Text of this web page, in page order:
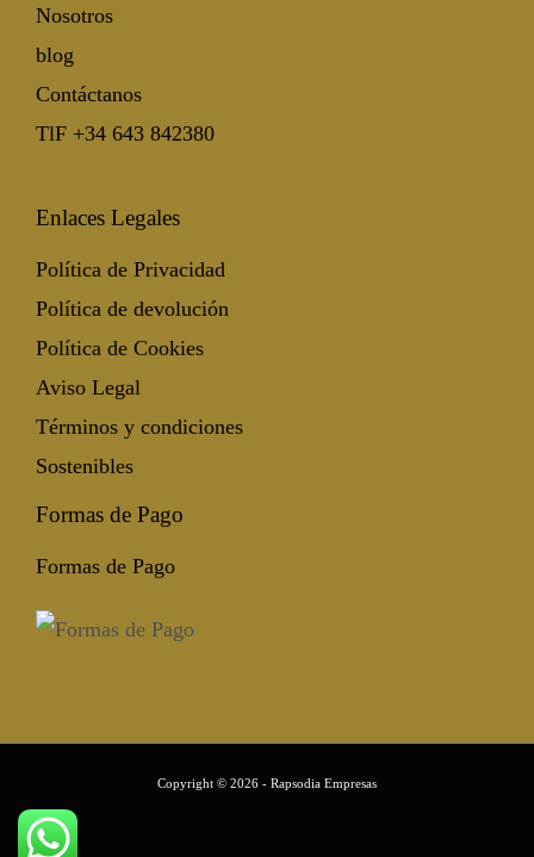
Nosotros
blog
Contáctanos
TlF +34 643 842380
Enlaces Legales
Política de Privacidad
Política de devolución
Política de Cookies
Aviso Legal
Términos y condiciones
Sostenibles
Formas de Pago
Formas de Pago
Copyright © 2026 - Rapsodia Empresas